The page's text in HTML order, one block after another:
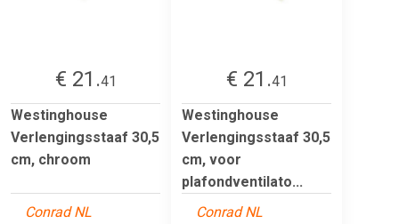
€ 21.41
Westinghouse
Verlengingsstaaf 30,5
cm, chroom
Conrad NL
€ 21.41
Westinghouse
Verlengingsstaaf 30,5
cm, voor
plafondventilato...
Conrad NL